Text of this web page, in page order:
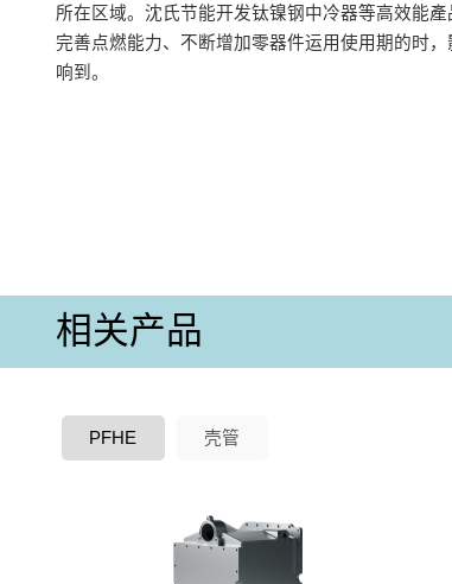
所在区域。沈氏节能开发钛镍钢中冷器等高效能
完善点燃能力、不断增加零器件运用使用期的时
响到。
相关产品
PFHE 壳管